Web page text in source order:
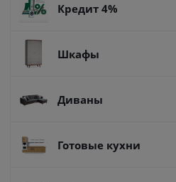
Кредит 4%
Шкафы
Диваны
Готовые кухни